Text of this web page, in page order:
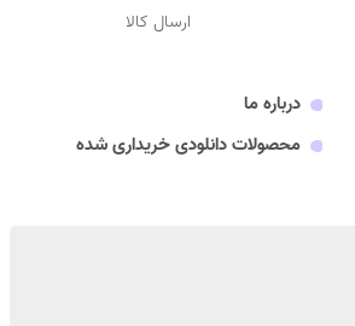
ارسال کالا
درباره ما
محصولات دانلودی خریداری شده